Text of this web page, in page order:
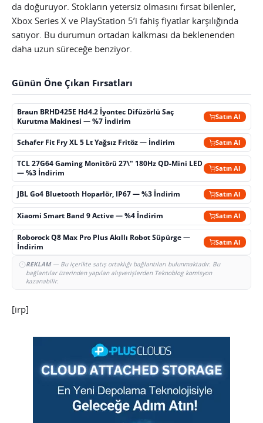
da doğuruyor. Stokların yetersiz olmasını fırsat bilenler,
Xbox Series X ve PlayStation 5’i fahiş fiyatlar karşılığında
satıyor. Bu durumun ortadan kalkması da beklenenden
daha uzun süreceğe benziyor.
Günün Öne Çıkan Fırsatları
Braun BRHD425E Hd4.2 İyontec Difüzörlü Saç
Kurutma Makinesi — %7 İndirim
Satın Al
Schafer Fit Fry XL 5 Lt Yağsız Fritöz — İndirim Satın Al
TCL 27G64 Gaming Monitörü 27\" 180Hz QD-Mini LED
— %3 İndirim
Satın Al
JBL Go4 Bluetooth Hoparlör, IP67 — %3 İndirim Satın Al
Xiaomi Smart Band 9 Active — %4 İndirim Satın Al
Roborock Q8 Max Pro Plus Akıllı Robot Süpürge —
İndirim
Satın Al
REKLAM— Bu içerikte satış ortaklığı bağlantıları bulunmaktadır. Bu
bağlantılar üzerinden yapılan alışverişlerden Teknoblog komisyon
kazanabilir.
[irp]